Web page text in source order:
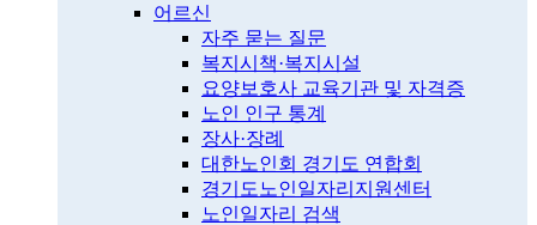
어르신
자주 묻는 질문
복지시책·복지시설
요양보호사 교육기관 및 자격증
노인 인구 통계
장사·장례
대한노인회 경기도 연합회
경기도노인일자리지원센터
노인일자리 검색